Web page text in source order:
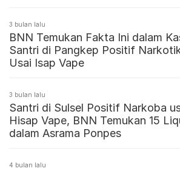
3 bulan lalu
BNN Temukan Fakta Ini dalam
Santri di Pangkep Positif
Usai Isap Vape
3 bulan lalu
Santri di Sulsel Positif Narkoba
Hisap Vape, BNN Temukan 15
dalam Asrama Ponpes
4 bulan lalu